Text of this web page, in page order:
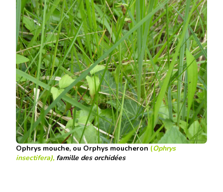
Ophrys mouche, ou Orphys moucheron (Ophrys
insectifera), famille des orchidées